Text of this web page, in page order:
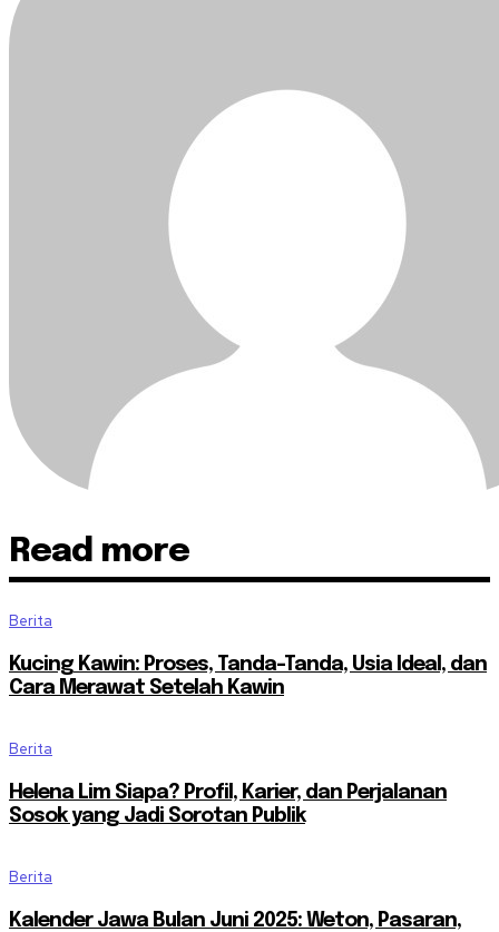
Read more
Berita
Kucing Kawin: Proses, Tanda-Tanda, Usia Ideal, dan
Cara Merawat Setelah Kawin
Berita
Helena Lim Siapa? Profil, Karier, dan Perjalanan
Sosok yang Jadi Sorotan Publik
Berita
Kalender Jawa Bulan Juni 2025: Weton, Pasaran,